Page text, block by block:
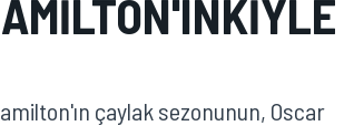
çaylak sezonunun, Oscar